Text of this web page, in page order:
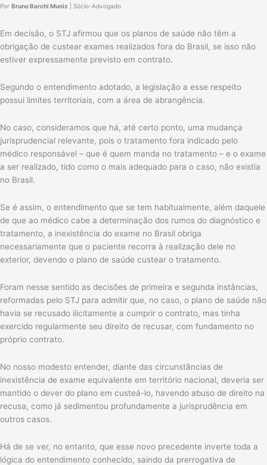
Por Bruno Barchi Muniz | Sócio-Advogado
Em decisão, o STJ afirmou que os planos de saúde não têm a
obrigação de custear exames realizados fora do Brasil, se isso não
estiver expressamente previsto em contrato.
Segundo o entendimento adotado, a legislação a esse respeito
possui limites territoriais, com a área de abrangência.
No caso, consideramos que há, até certo ponto, uma mudança
jurisprudencial relevante, pois o tratamento fora indicado pelo
médico responsável – que é quem manda no tratamento – e o exame
a ser realizado, tido como o mais adequado para o caso, não existia
no Brasil.
Se é assim, o entendimento que se tem habitualmente, além daquele
de que ao médico cabe a determinação dos rumos do diagnóstico e
tratamento, a inexistência do exame no Brasil obriga
necessariamente que o paciente recorra à realização dele no
exterior, devendo o plano de saúde custear o tratamento.
Foram nesse sentido as decisões de primeira e segunda instâncias,
reformadas pelo STJ para admitir que, no caso, o plano de saúde não
havia se recusado ilicitamente a cumprir o contrato, mas tinha
exercido regularmente seu direito de recusar, com fundamento no
próprio contrato.
No nosso modesto entender, diante das circunstâncias de
inexistência de exame equivalente em território nacional, deveria ser
mantido o dever do plano em custeá-lo, havendo abuso de direito na
recusa, como já sedimentou profundamente a jurisprudência em
outros casos.
Há de se ver, no entanto, que esse novo precedente inverte toda a
lógica do entendimento conhecido, saindo da prerrogativa de